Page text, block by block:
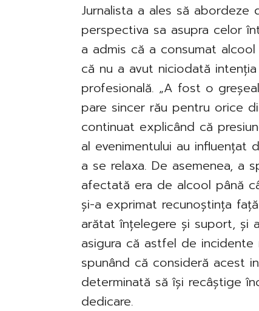
Jurnalista a ales să
perspectiva sa asupra celor
a admis că a consumat
că nu a avut niciodată
profesională. „A fost o
pare sincer rău pentru orice
continuat explicând că
al evenimentului au influențat
a se relaxa. De asemenea, a
afectată era de alcool până
și-a exprimat recunoștința
arătat înțelegere și suport, și
asigura că astfel de
spunând că consideră acest
determinată să își recâștige
dedicare.